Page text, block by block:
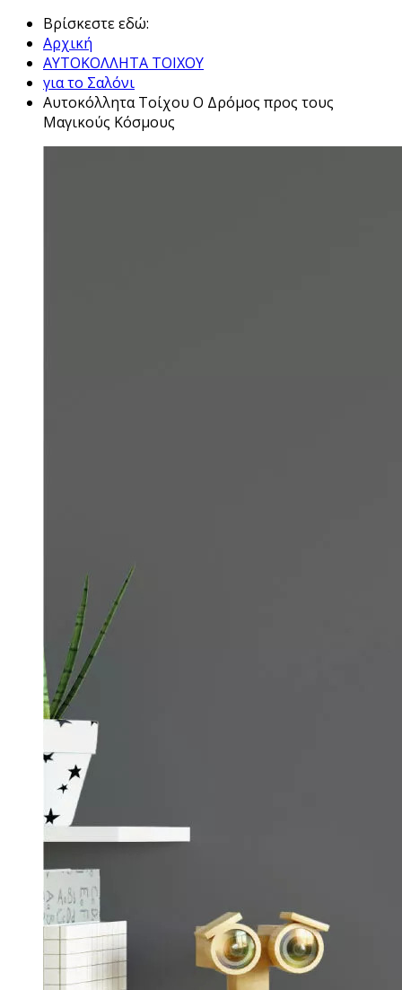
Βρίσκεστε εδώ:
Αρχική
ΑΥΤΟΚΟΛΛΗΤΑ ΤΟΙΧΟΥ
για το Σαλόνι
Αυτοκόλλητα Τοίχου Ο Δρόμος προς τους
Μαγικούς Κόσμους